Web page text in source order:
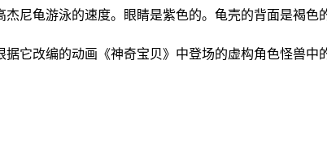
尼龟游泳的速度。眼睛是紫色的。龟壳的背面是褐
它改编的动画《神奇宝贝》中登场的虚构角色怪兽中